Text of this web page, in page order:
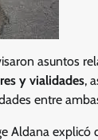
asuntos
y vialidades,
entre
Aldana explicó